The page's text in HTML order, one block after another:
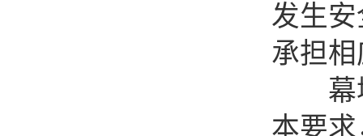
发生
承担
幕墙
本要